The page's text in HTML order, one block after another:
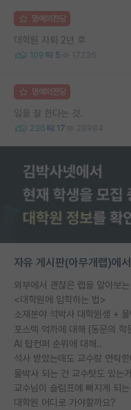
명예의전당
대학원 자퇴 2년 후
109 5 17236
명예의전당
일을 잘 한다는 것.
236 17 28984
자유 게시판(아무개랩)에
외부에서 괜찮은 랩을 알아보
<대학원에 입학하는 법>
소재분야 석박사 대학원생 +
AI 탑컨퍼 순위에 대해..
석사 받았는데도 교수랑 연락
물박사 되는 건 교수탓도 있는
교수님이 슬럼프에 빠지게 되
대학원 어디로 가야할까요?